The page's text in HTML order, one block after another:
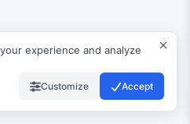
experience and analyze
Customize Accept